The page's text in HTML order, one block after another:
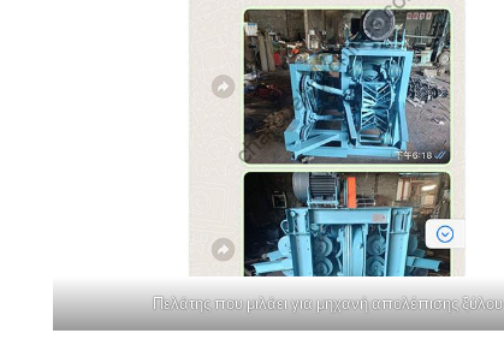
Πελάτης που μιλάει για μηχανή απολέπισης ξύλου